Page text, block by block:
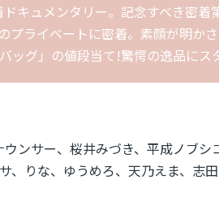
キュメンタリー。記念すべき密着
ライベートに密着。素顔が明かさ
ッグ」の値段当て!驚愕の逸品にス
ンサー、桜井みづき、平成ノブシ
、りな、ゆうめろ、天乃えま、志